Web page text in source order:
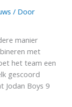
/ Door
manier
met
het team een
gescoord
Jodan Boys 9